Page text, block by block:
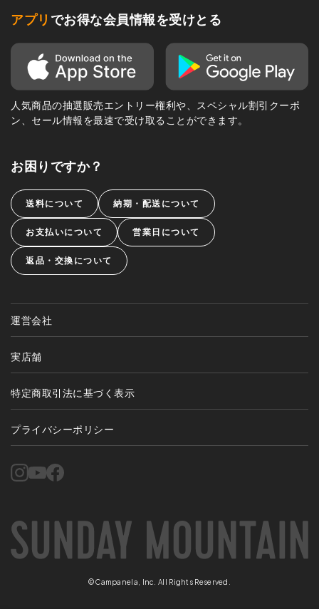
アプリ でお得な会員情報を受けとる
人気商品の抽選販売エントリー権利や、スペシャル割引クーポ
ン、セール情報を最速で受け取ることができます。
お困りですか？
送料について 納期・配送について
お支払いについて 営業日について
返品・交換について
運営会社
実店舗
特定商取引法に基づく表示
プライバシーポリシー
©Campanela, Inc. All Rights Reserved.